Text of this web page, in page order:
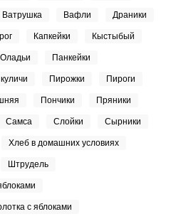
Ватрушка Вафли Драники
Капкейки Кыстыбый
Оладьи Панкейки
Пирожки Пироги
Пончики Пряники
Самса Слойки Сырники
Хлеб в домашних условиях
Штрудель
с яблоками